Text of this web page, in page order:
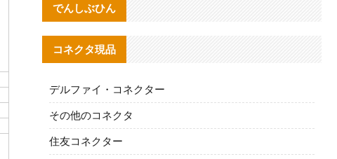
でんしぶひん
コネクタ現品
デルファイ・コネクター
その他のコネクタ
住友コネクター